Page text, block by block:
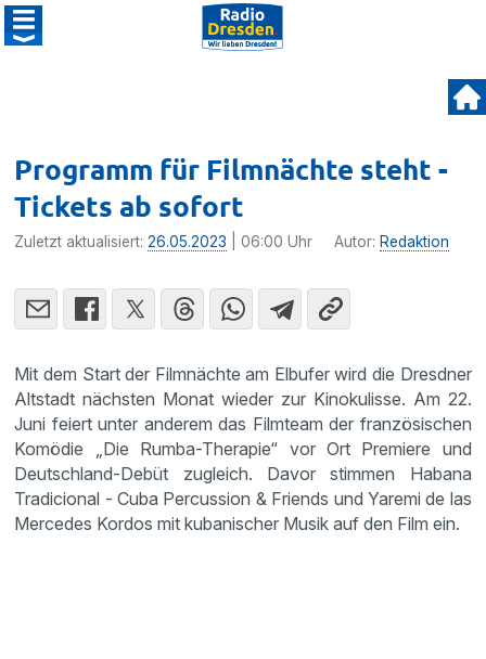
Programm für Filmnächte steht -
Tickets ab sofort
Zuletzt aktualisiert:26.05.2023 | 06:00 Uhr Autor: Redaktion
Mit dem Start der Filmnächte am Elbufer wird die Dresdner
Altstadt nächsten Monat wieder zur Kinokulisse. Am 22.
Juni feiert unter anderem das Filmteam der französischen
Komödie „Die Rumba-Therapie“ vor Ort Premiere und
Deutschland-Debüt zugleich. Davor stimmen Habana
Tradicional - Cuba Percussion & Friends und Yaremi de las
Mercedes Kordos mit kubanischer Musik auf den Film ein.